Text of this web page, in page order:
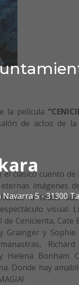
Navarra 5 - 31300
la película
de actos de la
clásico cuento de
imágenes
a todos sus
visual.
Cenicienta, Cate
Grainger y Sophie
Richard
Helena Bonham
Donde hay